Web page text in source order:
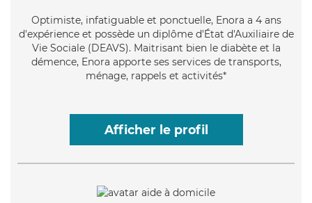
Optimiste, infatiguable et ponctuelle, Enora a 4 ans
d'expérience et possède un diplôme d'État d'Auxiliaire de
Vie Sociale (DEAVS). Maitrisant bien le diabète et la
démence, Enora apporte ses services de transports,
ménage, rappels et activités*
Afficher le profil